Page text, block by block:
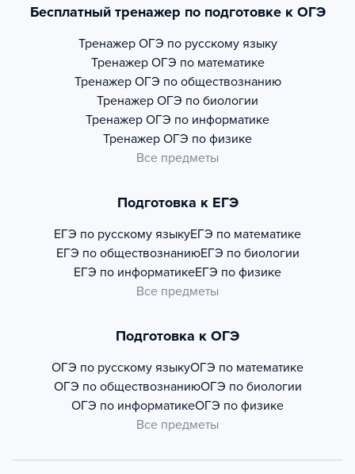
Бесплатный тренажер по подготовке к ОГЭ
Тренажер ОГЭ по русскому языку
Тренажер ОГЭ по математике
Тренажер ОГЭ по обществознанию
Тренажер ОГЭ по биологии
Тренажер ОГЭ по информатике
Тренажер ОГЭ по физике
Все предметы
Подготовка к ЕГЭ
ЕГЭ по русскому языкуЕГЭ по математике
ЕГЭ по обществознаниюЕГЭ по биологии
ЕГЭ по информатикеЕГЭ по физике
Все предметы
Подготовка к ОГЭ
ОГЭ по русскому языкуОГЭ по математике
ОГЭ по обществознаниюОГЭ по биологии
ОГЭ по информатикеОГЭ по физике
Все предметы